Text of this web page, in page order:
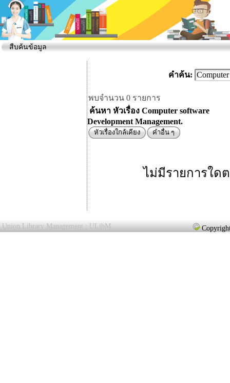
สืบค้นข้อมูล
คำค้น:
พบจำนวน 0 รายการ
ค้นหา หัวเรื่อง Computer software
Development Management.
หัวเรื่องใกล้เคียง คำอื่น ๆ
ไม่มีรายการใด
Union Library Management : ULibM